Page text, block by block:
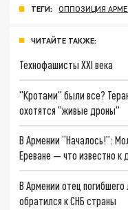
ТЕГИ: ОППОЗИЦИЯ
ЧИТАЙТЕ ТАКЖЕ:
Технофашисты XXI века
"Кротами" были все?
охотятся "живые дроны"
В Армении “Началось!”:
Ереване — что известно к
В Армении отец погибшего
обратился к СНБ страны